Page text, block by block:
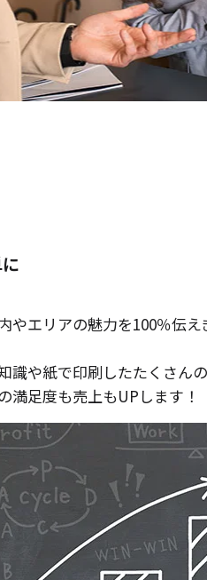
やエリアの魅力を100％伝
識や紙で印刷したたくさん
満足度も売上もUPします！